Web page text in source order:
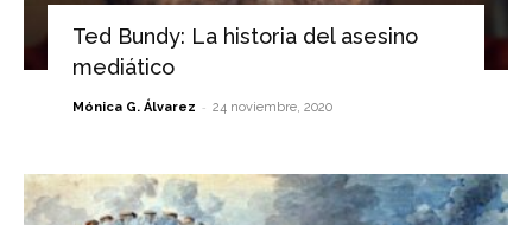
Ted Bundy: La historia del asesino
mediático
Mónica G. Álvarez - 24 noviembre, 2020